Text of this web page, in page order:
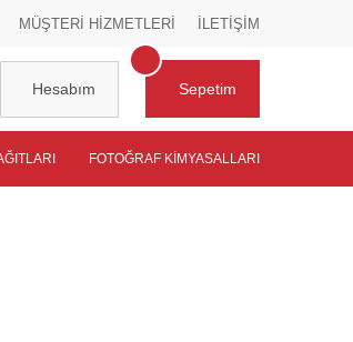
MÜŞTERİ HİZMETLERİ İLETİŞİM
Hesabım Sepetim
FOTOĞRAF KIMYASALLARI